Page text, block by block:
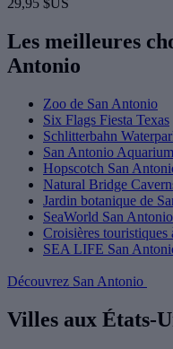
29,95 $US
Les meilleures
Antonio
Zoo de San Antonio
Six Flags Fiesta Texas
Schlitterbahn
San Antonio Aquarium
Hopscotch San
Natural Bridge
Jardin botanique de
SeaWorld San Antonio
Croisières touristiques
SEA LIFE San
Découvrez San Antonio
Villes aux États-